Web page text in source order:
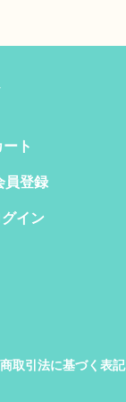
ート
員登録
グイン
取引法に基づく表記